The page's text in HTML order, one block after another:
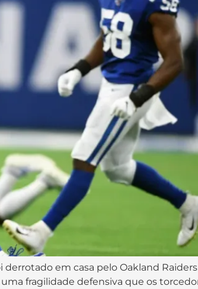
em casa pelo Oakland Raiders
fragilidade defensiva que os